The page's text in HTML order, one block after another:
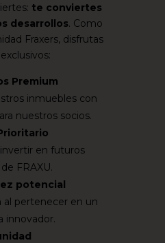
te conviertes
desarrollos. Como
Fraxers, disfrutas
Premium
inmuebles con
nuestros socios.
en futuros
FRAXU.
potencial
al pertenecer en un
innovador.